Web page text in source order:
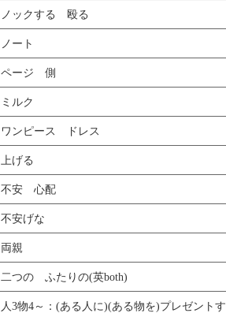
ノックする 殴る
ノート
ページ 側
ミルク
ワンピース ドレス
上げる
不安 心配
不安げな
両親
二つの ふたりの(英both)
人3物4～：(ある人に)(ある物を)プレゼントす